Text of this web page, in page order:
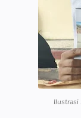
Ilustrasi